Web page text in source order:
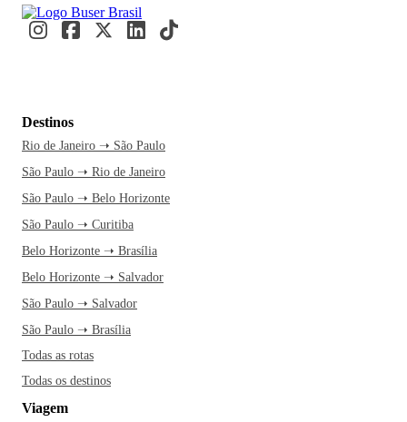
Destinos
Rio de Janeiro ➝ São Paulo
São Paulo ➝ Rio de Janeiro
São Paulo ➝ Belo Horizonte
São Paulo ➝ Curitiba
Belo Horizonte ➝ Brasília
Belo Horizonte ➝ Salvador
São Paulo ➝ Salvador
São Paulo ➝ Brasília
Todas as rotas
Todas os destinos
Viagem